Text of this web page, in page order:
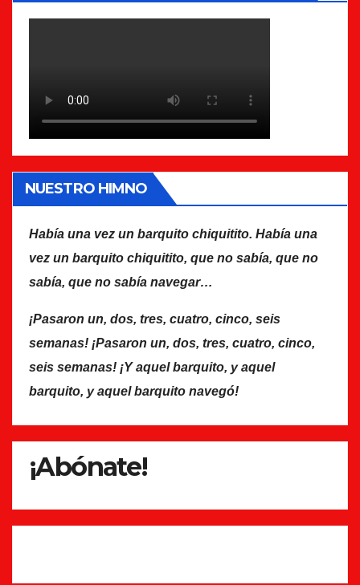
NUESTRO HIMNO
Había una vez un barquito chiquitito. Había una
vez un barquito chiquitito, que no sabía, que no
sabía, que no sabía navegar…
¡Pasaron un, dos, tres, cuatro, cinco, seis
semanas! ¡Pasaron un, dos, tres, cuatro, cinco,
seis semanas! ¡Y aquel barquito, y aquel
barquito, y aquel barquito navegó!
¡Abónate!